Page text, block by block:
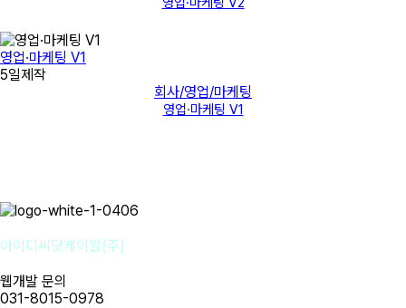
영업·마케팅 V1
5일제작
회사/영업/마케팅
영업·마케팅 V1
아이디씨닷케이알(주)
웹개발 문의
031-8015-0978